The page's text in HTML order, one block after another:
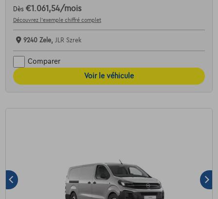
Dès €1.061,54/mois
Découvrez l’exemple chiffré complet
9240 Zele, JLR Szrek
Comparer
Voir le véhicule